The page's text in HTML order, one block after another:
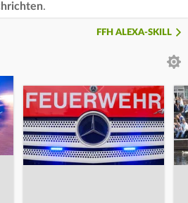
.
FFH ALEXA-SKILL